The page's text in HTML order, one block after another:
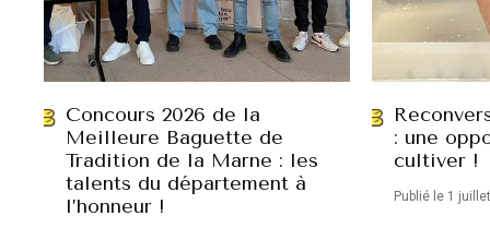
Concours 2026 de la
Meilleure Baguette de
Tradition de la Marne : les
talents du département à
l’honneur !
: une
cultiver !
Publié le 1